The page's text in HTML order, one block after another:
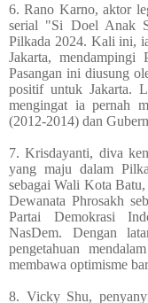
6. Rano Karno, aktor
serial "Si Doel Anak
Pilkada 2024. Kali ini,
Jakarta, mendampingi
Pasangan ini diusung
positif untuk Jakarta.
mengingat ia pernah
(2012-2014) dan
7. Krisdayanti, diva
yang maju dalam
sebagai Wali Kota
Dewanata Phrosakh
Partai Demokrasi
NasDem. Dengan
pengetahuan
membawa optimisme
8. Vicky Shu,